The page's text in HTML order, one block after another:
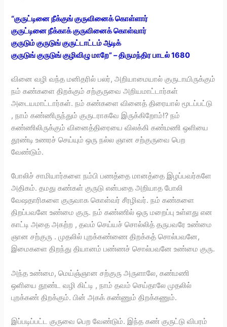
“குருட்டினை நீக்குங் குருவினைக் கொள்ளார்
குருட்டினை நீக்காக் குருவினைக் கொள்வார்
குருடும் குருடுங் குருட்டாட்டம் ஆடிக்
குருடுங் குருடுங் குழிவிழு மாறே” – திருமந்திர பாடல் 1680
வினை வழி வந்த மனிதரில் பலர், அறியாமையால் குருடாயிருக்கும்
நம் கண்களை திறக்கும் சற்குருவை அறியமாட்டார்கள்
அடையமாட்டார்கள். நம் கண்களை வினைத் திரையால் மூடப்பட்டு
, நாம் கண்ணிருந்தும் குருடராகவே இருக்கிறோம்!? நம்
கண்ணிலிருக்கும் வினைத்திரையை விலக்கி கண்மணி ஒளியை
தூண்டி உணரச் செய்யும் ஒரு நல்ல ஞான சற்குருவை பெற
வேண்டும்.
போலிச் சாமியார்களை நம்பி பணத்தை மானத்தை இழப்பவர்களே
அதிகம். தமது கண்கள் குருடு என்பதை அறியாத போலி
வேஷதாரிகளை குருவாக கொள்வர் சீரழிவர். நம் கண்களை
திறப்பவனே உண்மை குரு. நம் கண்ணில் ஒரு மறைப்பு உள்ளது என
காட்டி அதை அகற்ற , தவம் செய்யச் சொல்லித் தருபவரே உண்மை
ஞான சற்குரு . முதலில் புறக்கண்ணை திறக்கத் சொல்பவனே,
இமைகளை திறந்து தியானம் பண்ணச் சொல்பவனே உண்மை குரு.
அந்த உண்மை, மெய்ஞ்ஞான சற்குரு அருளாலே, கண்மணி
ஒளியை தூண்ட வழி கிட்டி , நாம் தவம் செய்தாலே முதலில்
புறக்கண் திறக்கும். பின் அகக் கண்ணும் திறக்கணும்.
இப்படிப்பட்ட குருவை பெற வேண்டும். இந்த கண் குருட்டு விபரம்